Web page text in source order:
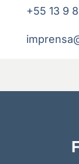
+55 13 9